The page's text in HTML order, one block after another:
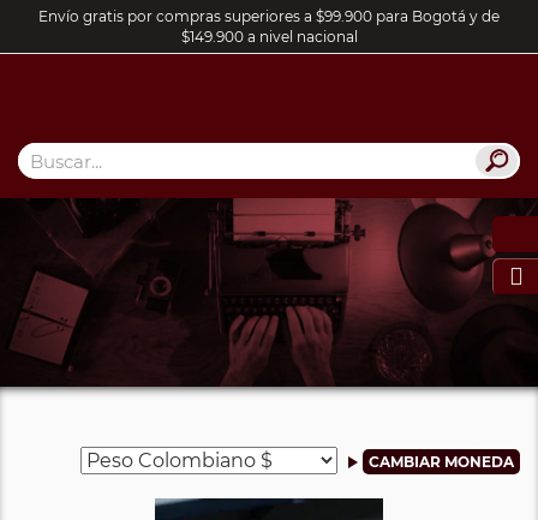
Envío gratis por compras superiores a $99.900 para Bogotá y de
$149.900 a nivel nacional
